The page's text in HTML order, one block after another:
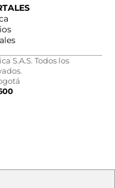
S.A.S. Todos los